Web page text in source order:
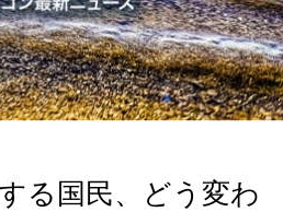
る国民、どう変わ